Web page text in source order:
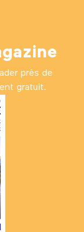
près de
gratuit.